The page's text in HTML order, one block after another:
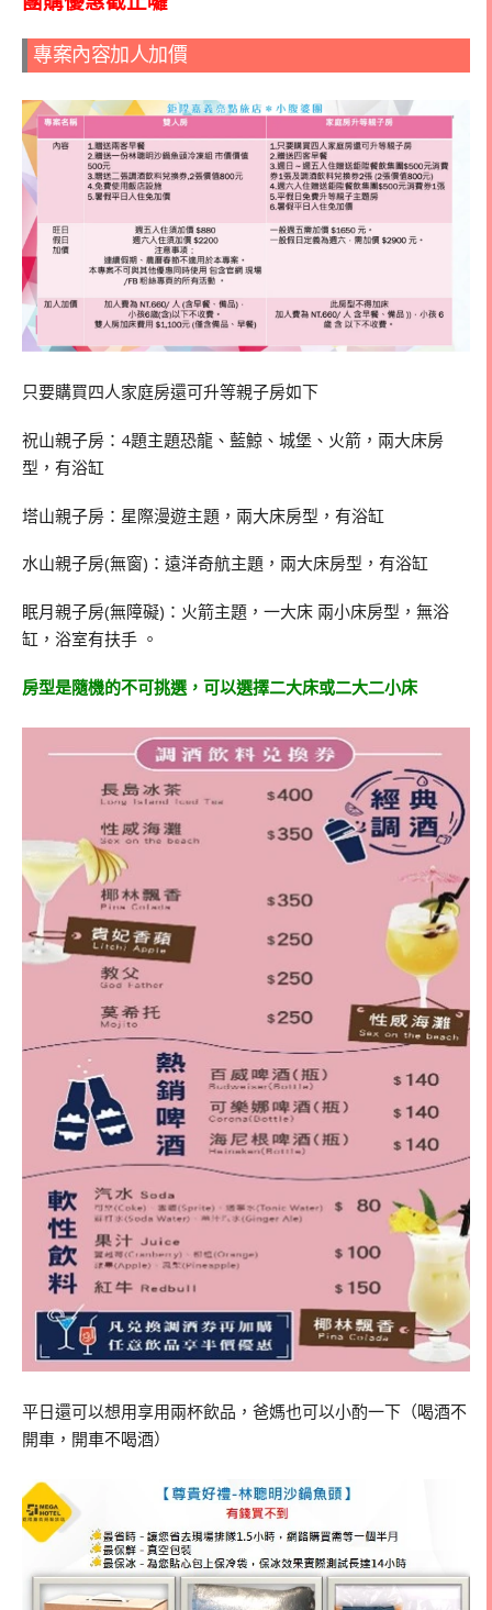
專案內容加人加價
只要購買四人家庭房還可升等親子房如下
祝山親子房：4題主題恐龍、藍鯨、城堡、火箭，兩大床房
型，有浴缸
塔山親子房：星際漫遊主題，兩大床房型，有浴缸
水山親子房(無窗)：遠洋奇航主題，兩大床房型，有浴缸
眠月親子房(無障礙)：火箭主題，一大床 兩小床房型，無浴
缸，浴室有扶手 。
房型是隨機的不可挑選，可以選擇二大床或二大二小床
平日還可以想用享用兩杯飲品，爸媽也可以小酌一下（喝酒不
開車，開車不喝酒）